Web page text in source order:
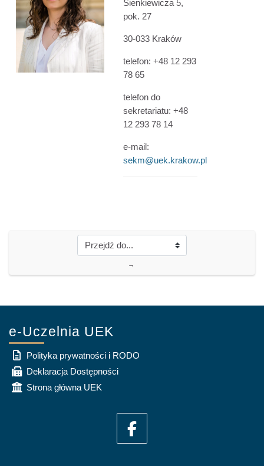
Sienkiewicza 5,
pok. 27
30-033 Kraków
telefon: +48 12 293
78 65
telefon do
sekretariatu: +48
12 293 78 14
e-mail:
sekm@uek.krakow.pl
→
e-Uczelnia UEK
Polityka prywatności i RODO
Deklaracja Dostępności
Strona główna UEK